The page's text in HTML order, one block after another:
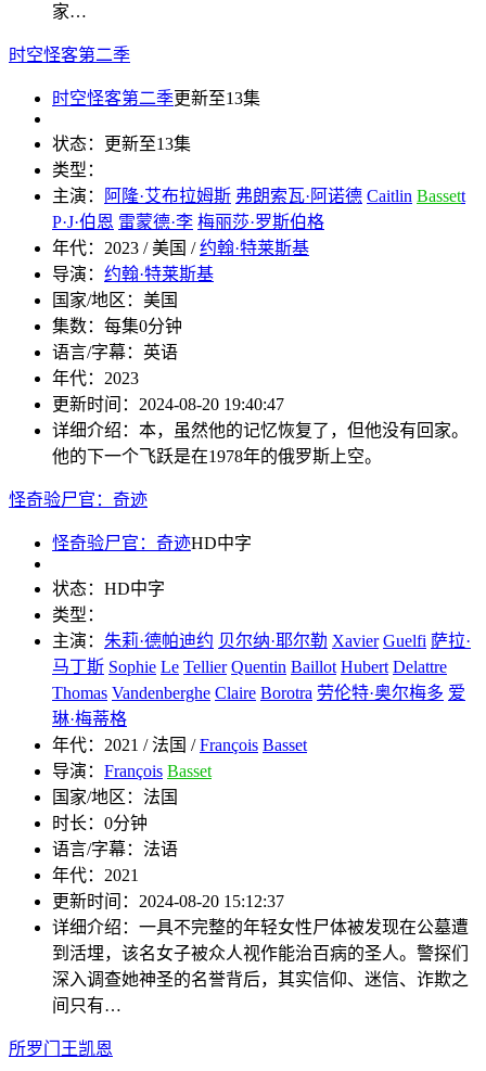
家…
时空怪客第二季
时空怪客第二季更新至13集
状态：
更新至13集
类型：
主演：
阿隆·艾布拉姆斯 弗朗索瓦·阿诺德 Caitlin Bassett
P·J·伯恩 雷蒙德·李 梅丽莎·罗斯伯格
年代： 2023 / 美国 /约翰·特莱斯基
导演： 约翰·特莱斯基
国家/地区： 美国
集数： 每集0分钟
语言/字幕： 英语
年代： 2023
更新时间： 2024-08-20 19:40:47
详细介绍： 本，虽然他的记忆恢复了，但他没有回家。
他的下一个飞跃是在1978年的俄罗斯上空。
怪奇验尸官：奇迹
怪奇验尸官：奇迹HD中字
状态： HD中字
类型：
主演： 朱莉·德帕迪约 贝尔纳·耶尔勒 Xavier Guelfi 萨拉·
马丁斯 Sophie Le Tellier Quentin Baillot Hubert Delattre
Thomas Vandenberghe Claire Borotra 劳伦特·奥尔梅多 爱
琳·梅蒂格
年代： 2021 / 法国 /François Basset
导演： François Basset
国家/地区： 法国
时长： 0分钟
语言/字幕： 法语
年代： 2021
更新时间： 2024-08-20 15:12:37
详细介绍： 一具不完整的年轻女性尸体被发现在公墓遭
到活埋，该名女子被众人视作能治百病的圣人。警探们
深入调查她神圣的名誉背后，其实信仰、迷信、诈欺之
间只有…
所罗门王凯恩